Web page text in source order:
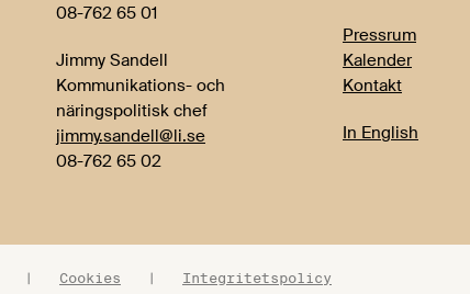
08-762 65 01
Jimmy Sandell
Kommunikations- och
näringspolitisk chef
jimmy.sandell@li.se
08-762 65 02
Pressrum
Kalender
Kontakt
In English
| Cookies | Integritetspolicy